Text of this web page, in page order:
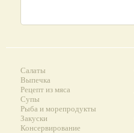
Салаты
Выпечка
Рецепт из мяса
Супы
Рыба и морепродукты
Закуски
Консервирование